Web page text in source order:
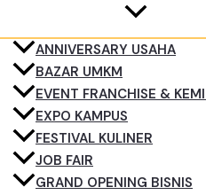
ANNIVERSARY USAHA
BAZAR UMKM
EVENT FRANCHISE &
EXPO KAMPUS
FESTIVAL KULINER
JOB FAIR
GRAND OPENING BISNIS